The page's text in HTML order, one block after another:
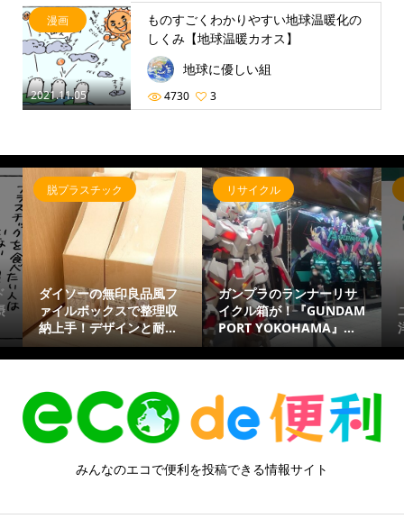
2021.11.05
漫画
ものすごくわかりやすい地球温暖化の
しくみ【地球温暖カオス】
地球に優しい組
4730 3
脱プラスチック
ダイソーの無印良品風フ
ァイルボックスで整理収
納上手！デザインと耐...
リサイクル
ガンプラのランナーリサ
イクル箱が！『GUNDAM
PORT YOKOHAMA』...
みんなのエコで便利を投稿できる情報サイト